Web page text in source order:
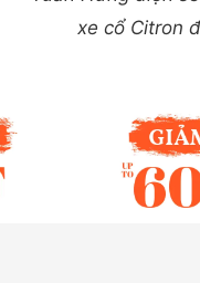
xe cổ Citron